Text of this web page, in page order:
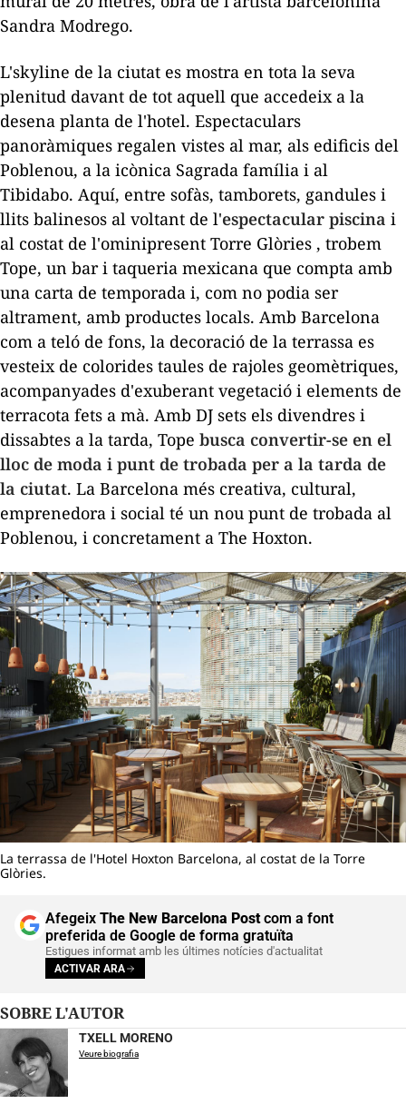
Sandra Modrego.
L'skyline de la ciutat es mostra en tota la seva
plenitud davant de tot aquell que accedeix a la
desena planta de l'hotel. Espectaculars
panoràmiques regalen vistes al mar, als edificis del
Poblenou, a la icònica Sagrada família i al
Tibidabo. Aquí, entre sofàs, tamborets, gandules i
llits balinesos al voltant de l'espectacular piscina i
al costat de l'ominipresent Torre Glòries , trobem
Tope, un bar i taqueria mexicana que compta amb
una carta de temporada i, com no podia ser
altrament, amb productes locals. Amb Barcelona
com a teló de fons, la decoració de la terrassa es
vesteix de colorides taules de rajoles geomètriques,
acompanyades d'exuberant vegetació i elements de
terracota fets a mà. Amb DJ sets els divendres i
dissabtes a la tarda, Tope busca convertir-se en el
lloc de moda i punt de trobada per a la tarda de
la ciutat. La Barcelona més creativa, cultural,
emprenedora i social té un nou punt de trobada al
Poblenou, i concretament a The Hoxton.
La terrassa de l'Hotel Hoxton Barcelona, al costat de la Torre
Glòries.
Afegeix The New Barcelona Postcom a font
preferida de Google de forma gratuïta
Estigues informat amb les últimes notícies d'actualitat
ACTIVAR ARA
SOBRE L'AUTOR
TXELL MORENO
Veure biografia